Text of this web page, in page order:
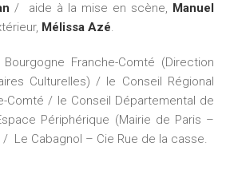
/ aide à la mise en scène, Manuel
Mélissa Azé.
Bourgogne Franche-Comté (Direction
Culturelles) / le Conseil Régional
Comté / le Conseil Départemental de
Périphérique (Mairie de Paris –
/ Le Cabagnol – Cie Rue de la casse.